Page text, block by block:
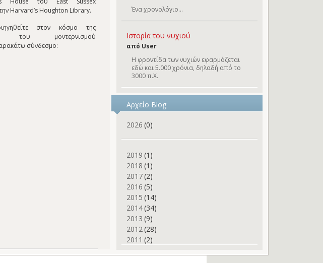
Harvard’s Houghton Library.
στον κόσμο της
του μοντερνισμού
σύνδεσμο:
Ένα χρονολόγιο...
Ιστορία του νυχιού
από User
Η φροντίδα των νυχιών εφαρμόζεται
εδώ και 5.000 χρόνια, δηλαδή από το
3000 π.Χ.
Αρχείο Blog
2026 (0)
2019 (1)
2018 (1)
2017(2)
2016 (5)
2015 (14)
2014(34)
2013 (9)
2012(28)
2011 (2)